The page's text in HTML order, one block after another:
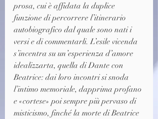
prosa, cui è affidata la duplice
funzione di percorrere l’itinerario
autobiografico dal quale sono nati i
versi e di commentarli. L’esile vicenda
s’incentra su un’esperienza d’amore
idealizzarta, quella di Dante con
Beatrice: dai loro incontri si snoda
l’intimo memoriale, dapprima profano
e «cortese» poi sempre più pervaso di
misticismo, finché la morte di Beatrice